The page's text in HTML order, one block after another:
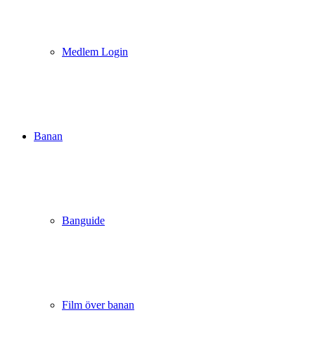
Medlem Login
Banan
Banguide
Film över banan